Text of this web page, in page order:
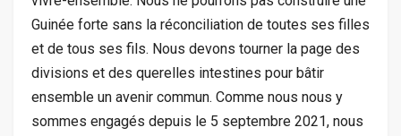
Guinée forte sans la réconciliation de toutes ses filles
et de tous ses fils. Nous devons tourner la page des
divisions et des querelles intestines pour bâtir
ensemble un avenir commun. Comme nous nous y
sommes engagés depuis le 5 septembre 2021, nous